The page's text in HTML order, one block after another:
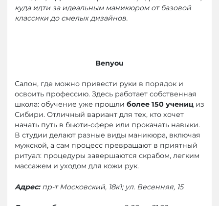
куда идти за идеальным маникюром от базовой
классики до смелых дизайнов.
Benyou
Салон, где можно привести руки в порядок и
освоить профессию. Здесь работает собственная
школа: обучение уже прошли более 150 учениц из
Сибири. Отличный вариант для тех, кто хочет
начать путь в бьюти-сфере или прокачать навыки.
В студии делают разные виды маникюра, включая
мужской, а сам процесс превращают в приятный
ритуал: процедуры завершаются скрабом, легким
массажем и уходом для кожи рук.
Адрес:пр-т Московский, 18к1; ул. Весенняя, 15